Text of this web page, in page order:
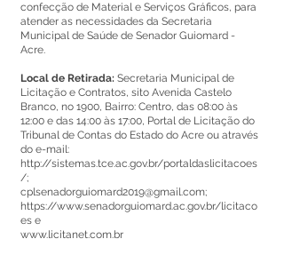
confecção de Material e Serviços Gráficos, para
atender as necessidades da Secretaria
Municipal de Saúde de Senador Guiomard -
Acre.
Local de Retirada: Secretaria Municipal de
Licitação e Contratos, sito Avenida Castelo
Branco, no 1900, Bairro: Centro, das 08:00 às
12:00 e das 14:00 às 17:00, Portal de Licitação do
Tribunal de Contas do Estado do Acre ou através
do e-mail:
http://sistemas.tce.ac.gov.br/portaldaslicitacoes
/;
cplsenadorguiomard2019@gmail.com;
https://www.senadorguiomard.ac.gov.br/licitaco
es e
www.licitanet.com.br